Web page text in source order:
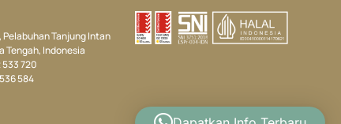
Pelabuhan Tanjung Intan
Tengah, Indonesia
533 720
584